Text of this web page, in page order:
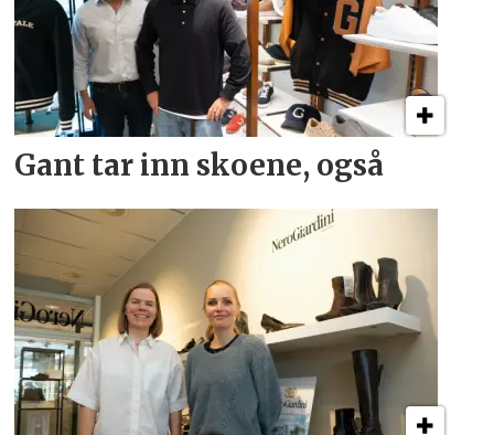
Gant tar inn skoene, også